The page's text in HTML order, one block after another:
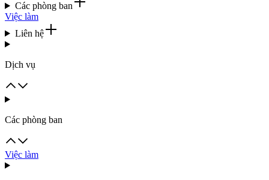
Các phòng ban
Việc làm
Liên hệ
Dịch vụ
Các phòng ban
Việc làm